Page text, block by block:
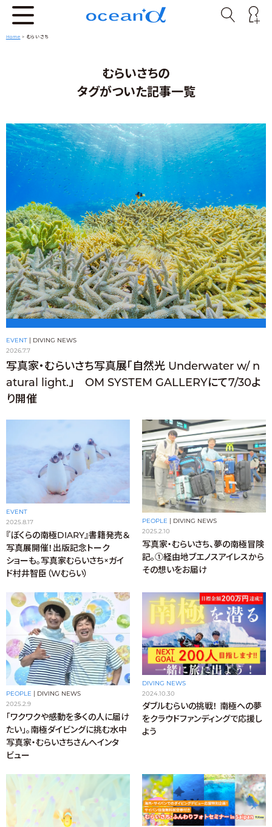
Home > むらいさち
むらいさちの
タグがついた記事一覧
EVENT | DIVING NEWS
2026.7.7
写真家・むらいさち写真展「自然光 Underwater w/ n
atural light.」 OM SYSTEM GALLERYにて7/30よ
り開催
EVENT
2025.8.17
『ぼくらの南極DIARY』書籍発売＆
写真展開催！出版記念トーク
ショーも。写真家むらいさち×ガイ
ド村井智臣（Wむらい）
PEOPLE
DIVING NEWS
2025.2.10
写真家・むらいさち、夢の南極冒険
記。①経由地ブエノスアイレスから
その想いをお届け
PEOPLE
DIVING NEWS
2025.2.9
「ワクワクや感動を多くの人に届け
たい」。南極ダイビングに挑む水中
写真家・むらいさちさんへインタ
ビュー
DIVING NEWS
2024.10.30
ダブルむらいの挑戦！ 南極への夢
をクラウドファンディングで応援し
よう